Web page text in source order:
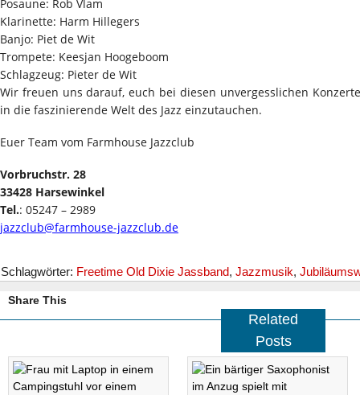
Posaune: Rob Vlam
Klarinette: Harm Hillegers
Banjo: Piet de Wit
Trompete: Keesjan Hoogeboom
Schlagzeug: Pieter de Wit
Wir freuen uns darauf, euch bei diesen unvergesslichen
in die faszinierende Welt des Jazz einzutauchen.
Euer Team vom Farmhouse Jazzclub
Vorbruchstr. 28
33428 Harsewinkel
Tel.: 05247 – 2989
jazzclub@farmhouse-jazzclub.de
Schlagwörter: Freetime Old Dixie Jassband, Jazzmusik,
Share This
Related
Posts